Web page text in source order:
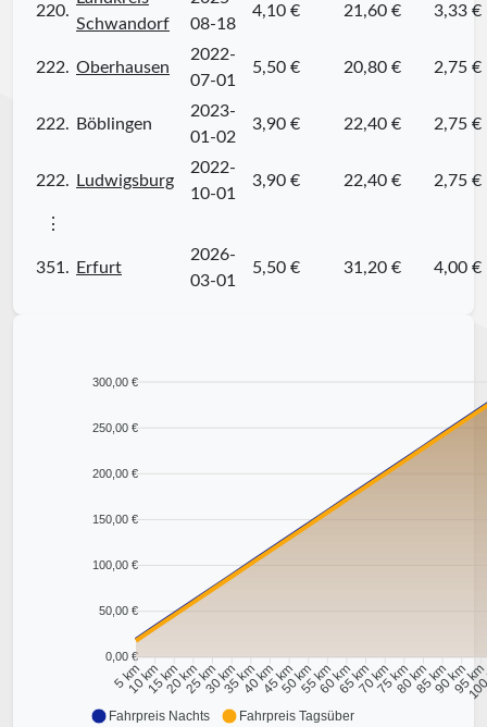
220.
Schwandorf
08-18
4,10 € 21,60 € 3,33 €
222. Oberhausen
2022-
07-01
5,50 € 20,80 € 2,75 €
222. Böblingen
2023-
01-02
3,90 € 22,40 € 2,75 €
222. Ludwigsburg
2022-
10-01
3,90 € 22,40 € 2,75 €
⋮
351. Erfurt
2026-
03-01
5,50 € 31,20 € 4,00 €
300,00 €
250,00 €
200,00 €
150,00 €
100,00 €
50,00 €
0,00 €
5 km
10 km15 km20 km25 km30 km35 km40 km45 km50 km55 km60 km65 km70 km75 km80 km85 km90 km95 km
Fahrpreis Nachts Fahrpreis Tagsüber